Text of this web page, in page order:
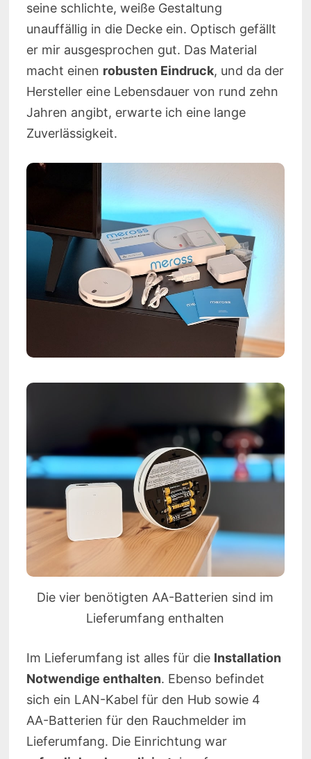
seine schlichte, weiße Gestaltung
unauffällig in die Decke ein. Optisch gefällt
er mir ausgesprochen gut. Das Material
macht einen robusten Eindruck, und da der
Hersteller eine Lebensdauer von rund zehn
Jahren angibt, erwarte ich eine lange
Zuverlässigkeit.
Die vier benötigten AA-Batterien sind im
Lieferumfang enthalten
Im Lieferumfang ist alles für die Installation
Notwendige enthalten. Ebenso befindet
sich ein LAN-Kabel für den Hub sowie 4
AA-Batterien für den Rauchmelder im
Lieferumfang. Die Einrichtung war